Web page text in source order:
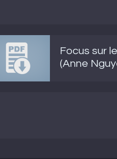
Focus sur
(Anne